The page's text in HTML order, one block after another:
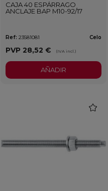
CAJA 40 ESPÁRRAGO
ANCLAJE BAP M10-92/17
Ref: 23581081 Celo
PVP 28,52 € (IVA incl.)
AÑADIR